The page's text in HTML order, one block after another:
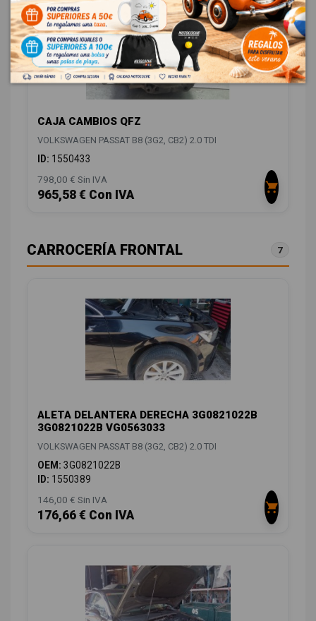
CAJA CAMBIOS QFZ
VOLKSWAGEN PASSAT B8 (3G2, CB2) 2.0 TDI
ID: 1550433
798,00 € Sin IVA
965,58 € Con IVA
CARROCERÍA FRONTAL 7
ALETA DELANTERA DERECHA 3G0821022B
3G0821022B VG0563033
VOLKSWAGEN PASSAT B8 (3G2, CB2) 2.0 TDI
OEM: 3G0821022B
ID: 1550389
146,00 € Sin IVA
176,66 € Con IVA